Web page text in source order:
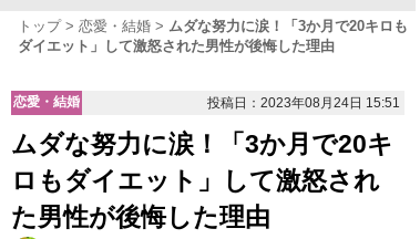
トップ 恋愛・結婚
ムダな努力に涙！「3か月で20キロも
ダイエット」して激怒された男性が後悔した理由
恋愛・結婚 投稿日：2023年08月24日 15:51
ムダな努力に涙！「3か月で20キ
ロもダイエット」して激怒され
た男性が後悔した理由